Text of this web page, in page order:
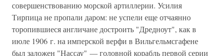
совершенствованию морской артиллерии. Усилия
Тирпица не пропали даром: не успели еще отчаянно
торопившиеся англичане достроить "Дредноут", как в
июле 1906 г. на имперской верфи в Вильгельмсгафене
был заложен "Нассау" — головной корабль первой серии